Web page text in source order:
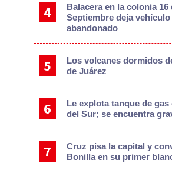
Balacera en la colonia 16
Septiembre deja vehículo
abandonado
Los volcanes dormidos
de Juárez
Le explota tanque de gas
del Sur; se encuentra
Cruz pisa la capital y
Bonilla en su primer